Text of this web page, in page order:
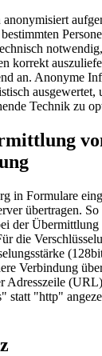
korrekt
an. Anonyme
ausgewertet,
Technik zu
in Formulare
übertragen.
der Übermittlung
die
Verbindung
Adresszeile
statt "http"